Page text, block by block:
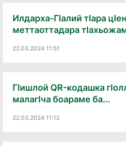
Илдарха-ГӀалий тӀара
меттаоттадара
22.03.2024 11:51
ГӀишлой QR-кодашка
малагӀча боараме ба...
22.03.2024 11:12